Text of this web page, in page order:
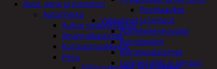
Postilaatikot
Valaisimet ja lamput
Aurinkokennovalot
Koristevalot
Koristevalaisimet
Loisteputket ja lamput
Auto, vene ja moottori
Autonhoito
Auton sisäpuhdistus
ilmanraikastimet
Korjausmaalikynät
Pesu